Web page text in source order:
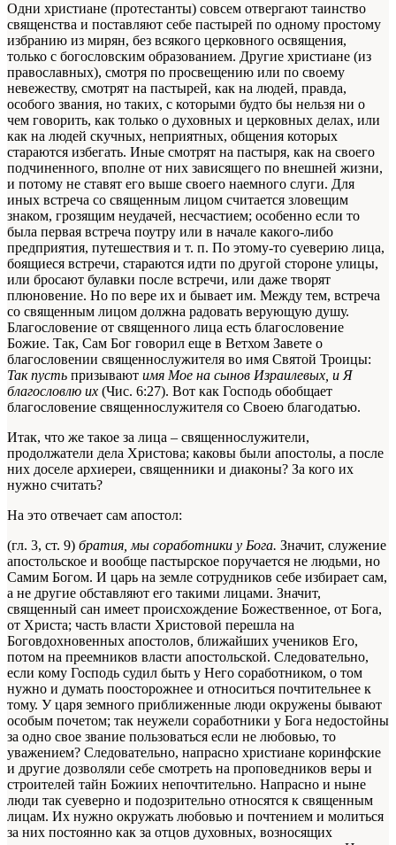
Одни христиане (протестанты) совсем отвергают таинство
священства и поставляют себе пастырей по одному простому
избранию из мирян, без всякого церковного освящения,
только с богословским образованием. Другие христиане (из
православных), смотря по просвещению или по своему
невежеству, смотрят на пастырей, как на людей, правда,
особого звания, но таких, с которыми будто бы нельзя ни о
чем говорить, как только о духовных и церковных делах, или
как на людей скучных, неприятных, общения которых
стараются избегать. Иные смотрят на пастыря, как на своего
подчиненного, вполне от них зависящего по внешней жизни,
и потому не ставят его выше своего наемного слуги. Для
иных встреча со священным лицом считается зловещим
знаком, грозящим неудачей, несчастием; особенно если то
была первая встреча поутру или в начале какого-либо
предприятия, путешествия и т. п. По этому-то суеверию лица,
боящиеся встречи, стараются идти по другой стороне улицы,
или бросают булавки после встречи, или даже творят
плюновение. Но по вере их и бывает им. Между тем, встреча
со священным лицом должна радовать верующую душу.
Благословение от священного лица есть благословение
Божие. Так, Сам Бог говорил еще в Ветхом Завете о
благословении священнослужителя во имя Святой Троицы:
Так пусть призывают имя Мое на сынов Израилевых, и Я
благословлю их (Чис. 6:27). Вот как Господь обобщает
благословение священнослужителя со Своею благодатью.
Итак, что же такое за лица – священнослужители,
продолжатели дела Христова; каковы были апостолы, а после
них доселе архиереи, священники и диаконы? За кого их
нужно считать?
На это отвечает сам апостол:
(гл. 3, ст. 9) братия, мы соработники у Бога. Значит, служение
апостольское и вообще пастырское поручается не людьми, но
Самим Богом. И царь на земле сотрудников себе избирает сам,
а не другие обставляют его такими лицами. Значит,
священный сан имеет происхождение Божественное, от Бога,
от Христа; часть власти Христовой перешла на
Боговдохновенных апостолов, ближайших учеников Его,
потом на преемников власти апостольской. Следовательно,
если кому Господь судил быть у Него соработником, о том
нужно и думать поосторожнее и относиться почтительнее к
тому. У царя земного приближенные люди окружены бывают
особым почетом; так неужели соработники у Бога недостойны
за одно свое звание пользоваться если не любовью, то
уважением? Следовательно, напрасно христиане коринфские
и другие дозволяли себе смотреть на проповедников веры и
строителей тайн Божиих непочтительно. Напрасно и ныне
люди так суеверно и подозрительно относятся к священным
лицам. Их нужно окружать любовью и почтением и молиться
за них постоянно как за отцов духовных, возносящих